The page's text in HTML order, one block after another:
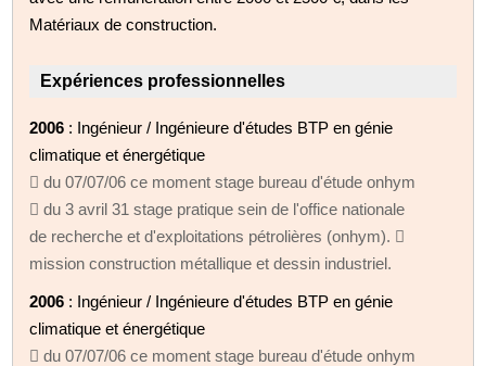
Matériaux de construction.
Expériences professionnelles
2006 : Ingénieur / Ingénieure d'études BTP en génie
climatique et énergétique
 du 07/07/06 ce moment stage bureau d'étude onhym
 du 3 avril 31 stage pratique sein de l'office nationale
de recherche et d'exploitations pétrolières (onhym). 
mission construction métallique et dessin industriel.
2006 : Ingénieur / Ingénieure d'études BTP en génie
climatique et énergétique
 du 07/07/06 ce moment stage bureau d'étude onhym